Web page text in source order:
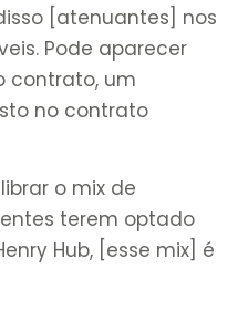
[atenuantes] nos
Pode aparecer
contrato, um
no contrato
o mix de
terem optado
Hub, [esse mix] é